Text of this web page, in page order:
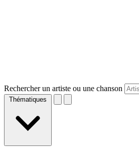
Rechercher un artiste ou une chanson
Thématiques